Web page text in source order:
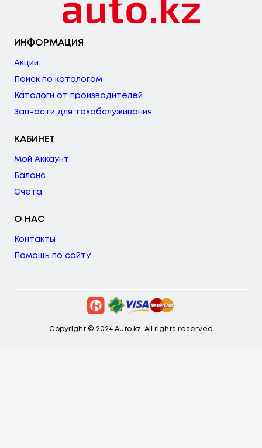
ИНФОРМАЦИЯ
Акции
Поиск по каталогам
Каталоги от производителей
Запчасти для техобслуживания
КАБИНЕТ
Мой Аккаунт
Баланс
Счета
О НАС
Контакты
Помощь по сайту
Copyright © 2024 Auto.kz. All rights reserved